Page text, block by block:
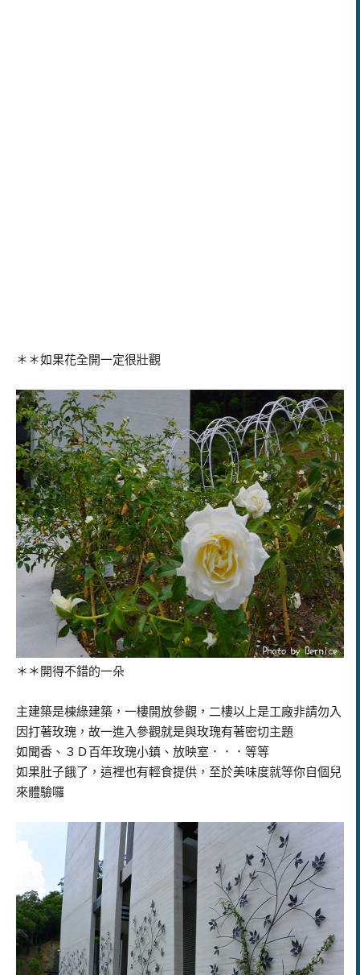
＊＊如果花全開一定很壯觀
＊＊開得不錯的一朵
主建築是棟綠建築，一樓開放參觀，二樓以上是工廠非請勿入
因打著玫瑰，故一進入參觀就是與玫瑰有著密切主題
如聞香、３Ｄ百年玫瑰小鎮、放映室．．．等等
如果肚子餓了，這裡也有輕食提供，至於美味度就等你自個兒
來體驗囉